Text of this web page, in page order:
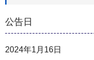
公告日
2024年1月16日